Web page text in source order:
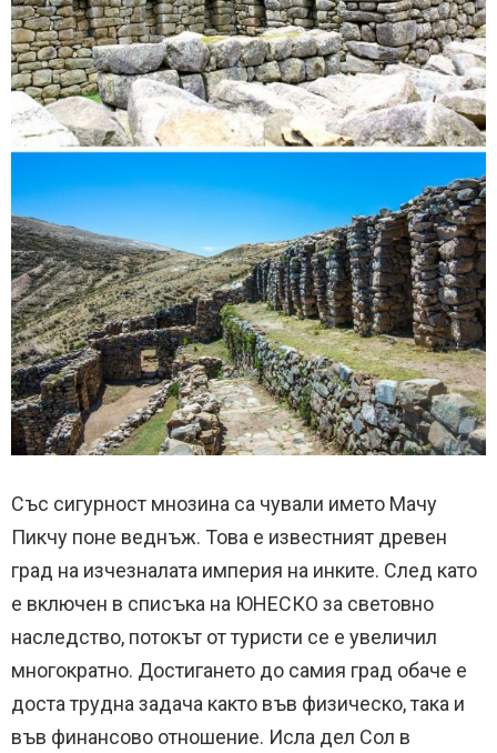
Със сигурност мнозина са чували името Мачу
Пикчу поне веднъж. Това е известният древен
град на изчезналата империя на инките. След като
е включен в списъка на ЮНЕСКО за световно
наследство, потокът от туристи се е увеличил
многократно. Достигането до самия град обаче е
доста трудна задача както във физическо, така и
във финансово отношение. Исла дел Сол в